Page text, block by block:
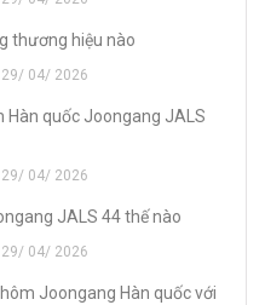
thương hiệu nào
29/ 04/ 2026
Hàn quốc Joongang JALS
29/ 04/ 2026
JALS 44 thế nào
29/ 04/ 2026
Joongang Hàn quốc với